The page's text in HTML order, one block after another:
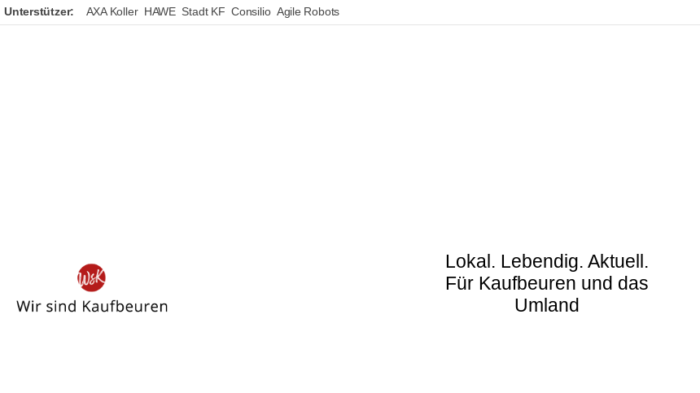
Unterstützer: AXA Koller HAWE Stadt KF Consilio Agile Robots
Lokal. Lebendig. Aktuell.
Für Kaufbeuren und das
Umland